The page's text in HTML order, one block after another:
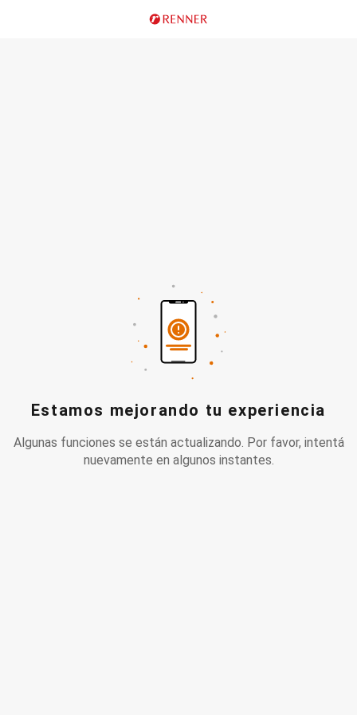
Estamos mejorando tu experiencia
Algunas funciones se están actualizando. Por favor, intentá
nuevamente en algunos instantes.